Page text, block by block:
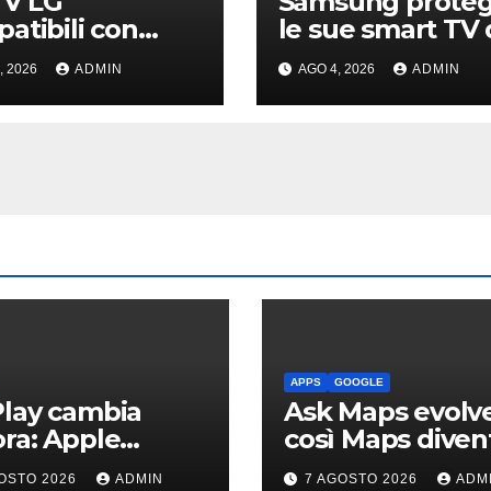
con
sono in
i dipinti di
2026 ADMIN
le sue smart TV
rischio dei
“Residential
AGO 4, 2026 ADMIN
cambia
Apple
Musica e
2026 ADMIN
APPS GOOGLE
Ask Maps
così Maps
più intelligente
7 AGOSTO 2026